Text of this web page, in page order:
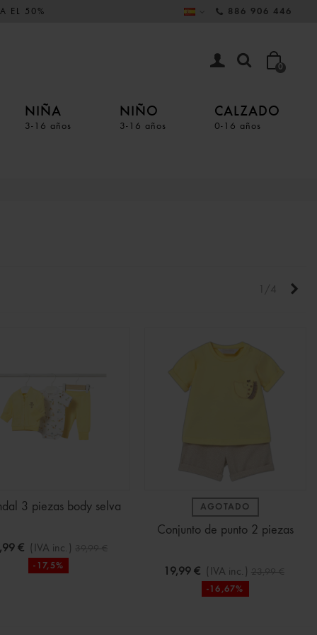
EL 50% 886 906 446
0
NIÑA
3-16 años
NIÑO
3-16 años
CALZADO
0-16 años
1/4
3 piezas body selva
€ (IVA inc.) 39,99 €
-17,5%
AGOTADO
Conjunto de punto 2 piezas
19,99 € (IVA inc.) 23,99 €
-16,67%